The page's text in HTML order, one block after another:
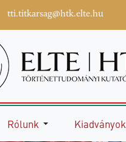
tti.titkarsag@htk.elte.hu
Rólunk Kiadványok